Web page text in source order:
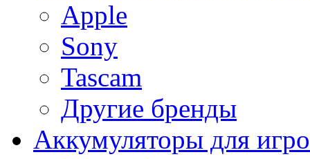
Apple
Sony
Tascam
Другие бренды
Аккумуляторы для